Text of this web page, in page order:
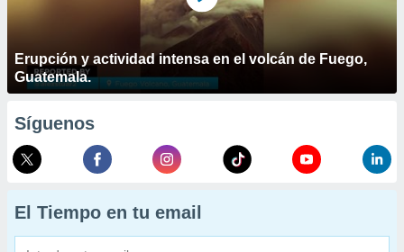
Erupción y actividad intensa en el volcán de Fuego,
Guatemala.
Síguenos
El Tiempo en tu email